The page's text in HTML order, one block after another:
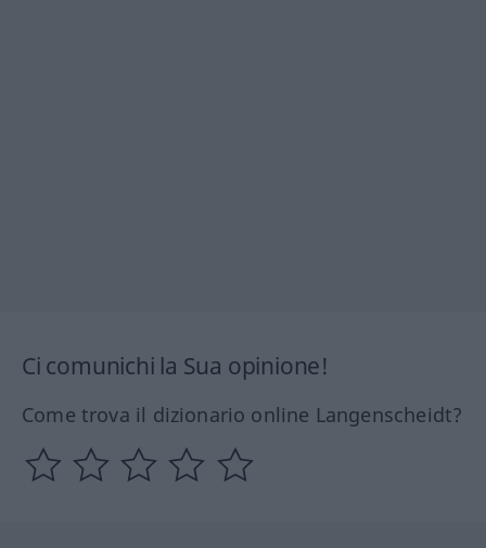
Ci comunichi la Sua opinione!
Come trova il dizionario online Langenscheidt?